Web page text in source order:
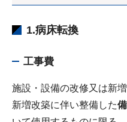
1.病床転換
工事費
施設・設備の改修又は新
新増改築に伴い整備した